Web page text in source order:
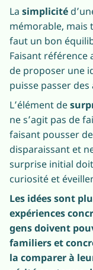
La simplicité
mémorable, mais
faut un bon
Faisant référence
de proposer une
puisse passer des
L’élément de
ne s’agit pas de
faisant pousser
disparaissant et
surprise initial
curiosité et
Les idées sont
expériences
gens doivent
familiers et
la comparer à